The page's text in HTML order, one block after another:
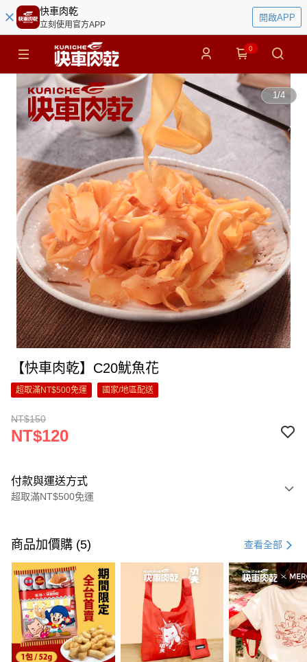
快車肉乾
立刻使用官方APP
開啟APP
0
1/4
【快車肉乾】C20魷魚花
超取滿NT$500免運 國家/地區配送
NT$150
NT$120
付款與運送方式
超取滿NT$500免運
信用卡一次付款
超商取貨付款
LINE Pay
Apple Pay
街口支付
商品加價購 (5) 查看全部